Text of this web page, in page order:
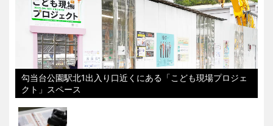
勾当台公園駅北1出入り口近くにある「こども現場プロジェ
クト」スペース